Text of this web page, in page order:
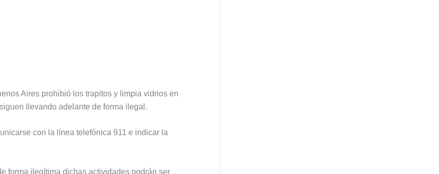
Aires prohibió los trapitos y limpia vidrios en
llevando adelante de forma ilegal.
con la línea telefónica 911 e indicar la
forma ilegítima dichas actividades podrán ser